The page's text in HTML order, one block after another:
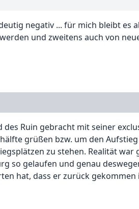
negativ ... für mich bleibt es
und zweitens auch von
des Ruin gebracht mit seiner
grüßen bzw. um den
zu stehen. Realität
so gelaufen und genau
hat, dass er zurück gekommen